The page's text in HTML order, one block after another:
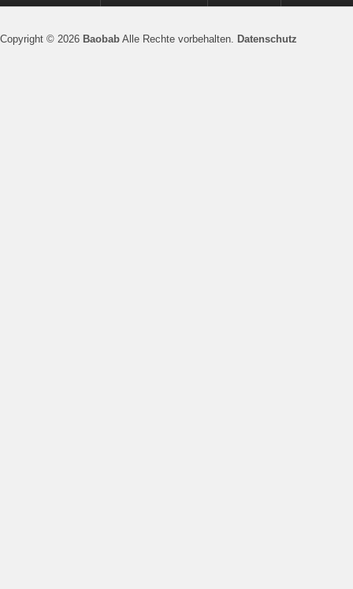
Copyright © 2026 Baobab Alle Rechte vorbehalten. Datenschutz